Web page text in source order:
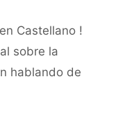
Castellano !
sobre la
hablando de